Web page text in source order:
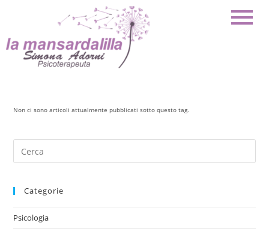
Non ci sono articoli attualmente pubblicati sotto questo tag.
Categorie
Psicologia